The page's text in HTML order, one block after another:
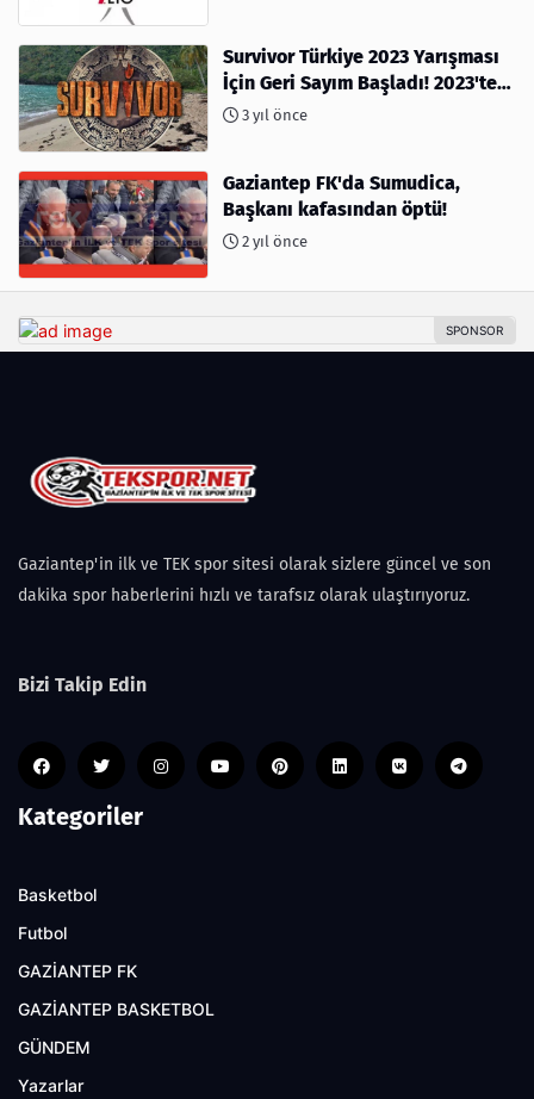
Survivor Türkiye 2023 Yarışması
İçin Geri Sayım Başladı! 2023'te
kimler var?
3 yıl önce
Gaziantep FK'da Sumudica,
Başkanı kafasından öptü!
2 yıl önce
Gaziantep'in ilk ve TEK spor sitesi olarak sizlere güncel ve son
dakika spor haberlerini hızlı ve tarafsız olarak ulaştırıyoruz.
Bizi Takip Edin
Kategoriler
Basketbol
Futbol
GAZİANTEP FK
GAZİANTEP BASKETBOL
GÜNDEM
Yazarlar